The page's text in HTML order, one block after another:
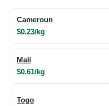
Cameroun
$0.23/kg
Mali
$0.61/kg
Togo